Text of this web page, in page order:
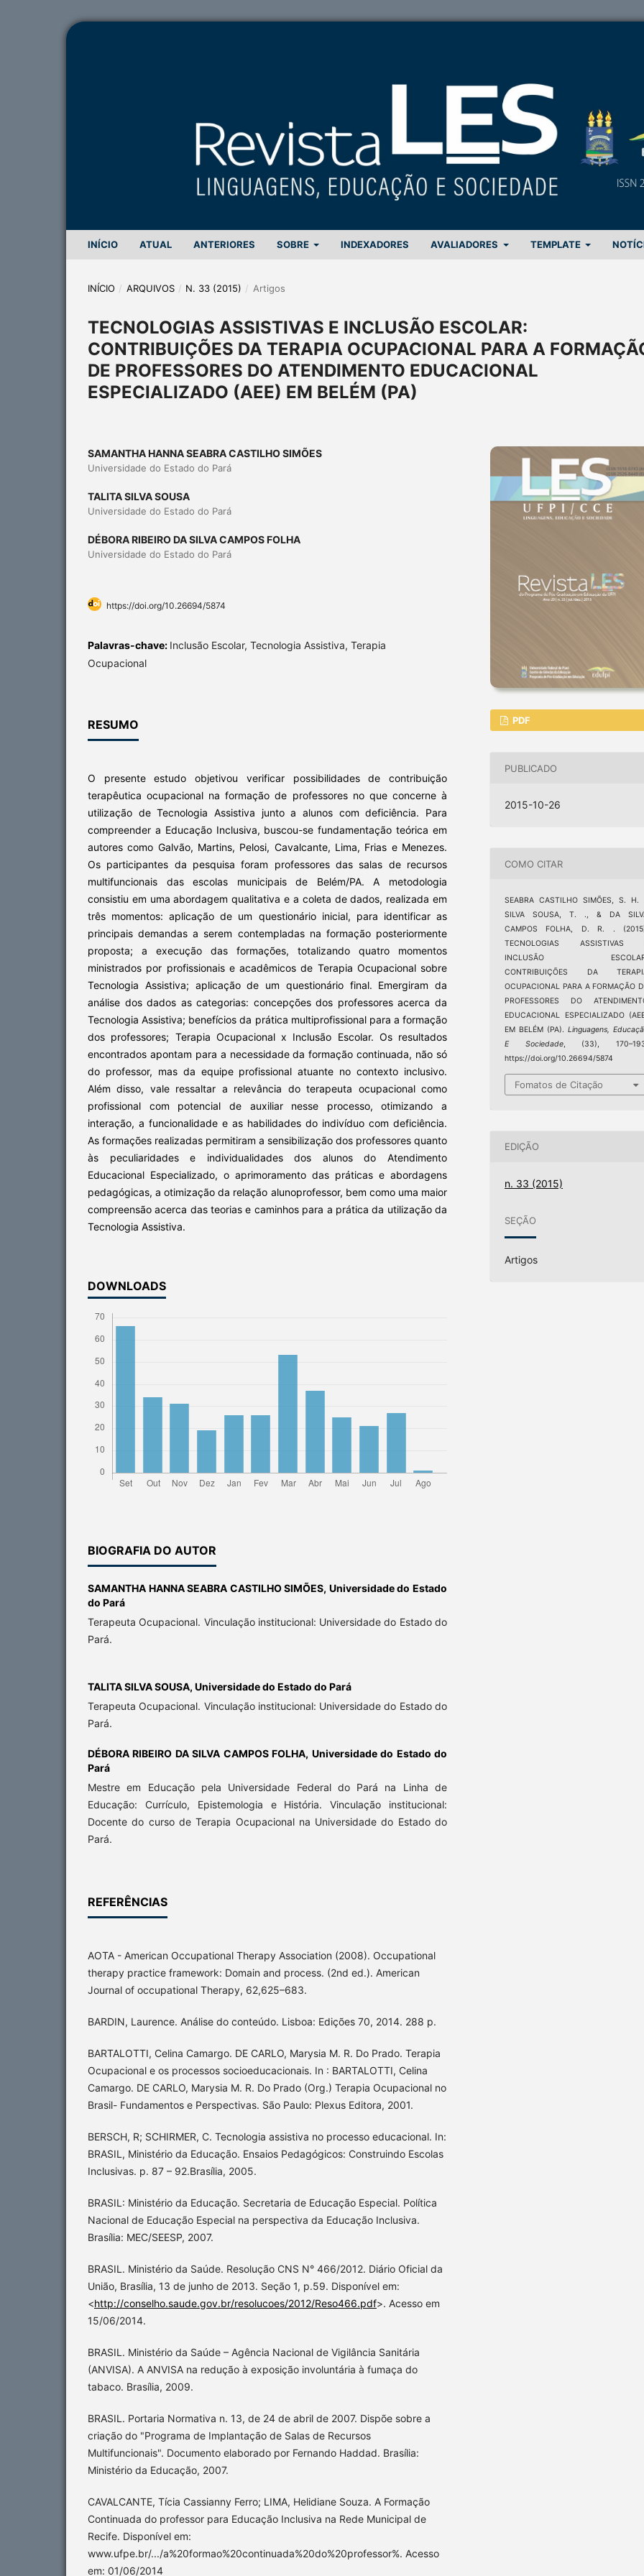
INÍCIO ATUAL ANTERIORES SOBRE INDEXADORES AVALIADORES TEMPLATE
INÍCIO / ARQUIVOS / N. 33 (2015) / Artigos
TECNOLOGIAS ASSISTIVAS E INCLUSÃO ESCOLAR:
CONTRIBUIÇÕES DA TERAPIA OCUPACIONAL PARA A
DE PROFESSORES DO ATENDIMENTO EDUCACIONAL
ESPECIALIZADO (AEE) EM BELÉM (PA)
SAMANTHA HANNA SEABRA CASTILHO SIMÕES
Universidade do Estado do Pará
TALITA SILVA SOUSA
Universidade do Estado do Pará
DÉBORA RIBEIRO DA SILVA CAMPOS FOLHA
Universidade do Estado do Pará
https://doi.org/10.26694/5874
Palavras-chave: Inclusão Escolar, Tecnologia Assistiva, Terapia
Ocupacional
RESUMO
O presente estudo objetivou verificar possibilidades de contribuição
terapêutica ocupacional na formação de professores no que concerne à
utilização de Tecnologia Assistiva junto a alunos com deficiência. Para
compreender a Educação Inclusiva, buscou-se fundamentação teórica em
autores como Galvão, Martins, Pelosi, Cavalcante, Lima, Frias e Menezes.
Os participantes da pesquisa foram professores das salas de recursos
multifuncionais das escolas municipais de Belém/PA. A metodologia
consistiu em uma abordagem qualitativa e a coleta de dados, realizada em
três momentos: aplicação de um questionário inicial, para identificar as
principais demandas a serem contempladas na formação posteriormente
proposta; a execução das formações, totalizando quatro momentos
ministrados por profissionais e acadêmicos de Terapia Ocupacional sobre
Tecnologia Assistiva; aplicação de um questionário final. Emergiram da
análise dos dados as categorias: concepções dos professores acerca da
Tecnologia Assistiva; benefícios da prática multiprofissional para a formação
dos professores; Terapia Ocupacional x Inclusão Escolar. Os resultados
encontrados apontam para a necessidade da formação continuada, não só
do professor, mas da equipe profissional atuante no contexto inclusivo.
Além disso, vale ressaltar a relevância do terapeuta ocupacional como
profissional com potencial de auxiliar nesse processo, otimizando a
interação, a funcionalidade e as habilidades do indivíduo com deficiência.
As formações realizadas permitiram a sensibilização dos professores quanto
às peculiaridades e individualidades dos alunos do Atendimento
Educacional Especializado, o aprimoramento das práticas e abordagens
pedagógicas, a otimização da relação alunoprofessor, bem como uma maior
compreensão acerca das teorias e caminhos para a prática da utilização da
Tecnologia Assistiva.
DOWNLOADS
BIOGRAFIA DO AUTOR
SAMANTHA HANNA SEABRA CASTILHO SIMÕES, Universidade do Estado
do Pará
Terapeuta Ocupacional. Vinculação institucional: Universidade do Estado do
Pará.
TALITA SILVA SOUSA, Universidade do Estado do Pará
Terapeuta Ocupacional. Vinculação institucional: Universidade do Estado do
Pará.
DÉBORA RIBEIRO DA SILVA CAMPOS FOLHA, Universidade do Estado do
Pará
Mestre em Educação pela Universidade Federal do Pará na Linha de
Educação: Currículo, Epistemologia e História. Vinculação institucional:
Docente do curso de Terapia Ocupacional na Universidade do Estado do
Pará.
REFERÊNCIAS
AOTA - American Occupational Therapy Association (2008). Occupational
therapy practice framework: Domain and process. (2nd ed.). American
Journal of occupational Therapy, 62,625–683.
BARDIN, Laurence. Análise do conteúdo. Lisboa: Edições 70, 2014. 288 p.
BARTALOTTI, Celina Camargo. DE CARLO, Marysia M. R. Do Prado. Terapia
Ocupacional e os processos socioeducacionais. In : BARTALOTTI, Celina
Camargo. DE CARLO, Marysia M. R. Do Prado (Org.) Terapia Ocupacional no
Brasil- Fundamentos e Perspectivas. São Paulo: Plexus Editora, 2001.
BERSCH, R; SCHIRMER, C. Tecnologia assistiva no processo educacional. In:
BRASIL, Ministério da Educação. Ensaios Pedagógicos: Construindo Escolas
Inclusivas. p. 87 – 92.Brasília, 2005.
BRASIL: Ministério da Educação. Secretaria de Educação Especial. Política
Nacional de Educação Especial na perspectiva da Educação Inclusiva.
Brasília: MEC/SEESP, 2007.
BRASIL. Ministério da Saúde. Resolução CNS N° 466/2012. Diário Oficial da
União, Brasília, 13 de junho de 2013. Seção 1, p.59. Disponível em:
<http://conselho.saude.gov.br/resolucoes/2012/Reso466.pdf>. Acesso em
15/06/2014.
BRASIL. Ministério da Saúde – Agência Nacional de Vigilância Sanitária
(ANVISA). A ANVISA na redução à exposição involuntária à fumaça do
tabaco. Brasília, 2009.
BRASIL. Portaria Normativa n. 13, de 24 de abril de 2007. Dispõe sobre a
criação do "Programa de Implantação de Salas de Recursos
Multifuncionais". Documento elaborado por Fernando Haddad. Brasília:
Ministério da Educação, 2007.
CAVALCANTE, Tícia Cassianny Ferro; LIMA, Helidiane Souza. A Formação
Continuada do professor para Educação Inclusiva na Rede Municipal de
Recife. Disponível em:
www.ufpe.br/.../a%20formao%20continuada%20do%20professor%. Acesso
em: 01/06/2014
PDF
PUBLICADO
2015-10-26
COMO CITAR
SEABRA CASTILHO SIMÕES, S. H.
SILVA SOUSA, T. ., & DA
CAMPOS FOLHA, D. R. .
TECNOLOGIAS ASSISTIVAS
INCLUSÃO
CONTRIBUIÇÕES DA
OCUPACIONAL PARA A FORMAÇÃO
PROFESSORES DO
EDUCACIONAL ESPECIALIZADO
EM BELÉM (PA). Linguagens,
E Sociedade, (33),
https://doi.org/10.26694/5874
Fomatos de Citação
EDIÇÃO
n. 33 (2015)
SEÇÃO
Artigos